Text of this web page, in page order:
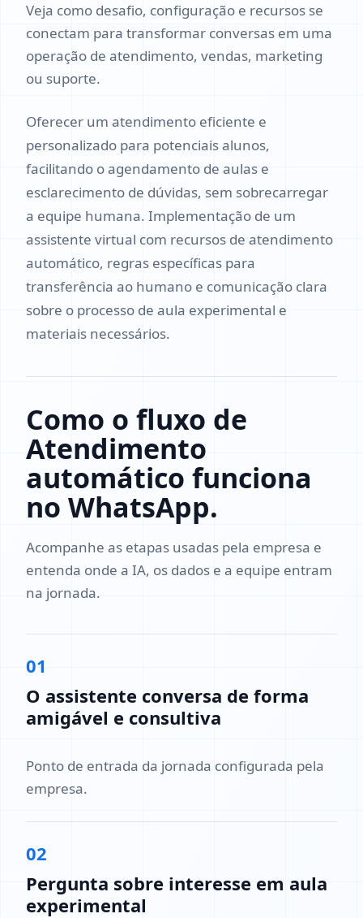
Veja como desafio, configuração e recursos se
conectam para transformar conversas em uma
operação de atendimento, vendas, marketing
ou suporte.
Oferecer um atendimento eficiente e
personalizado para potenciais alunos,
facilitando o agendamento de aulas e
esclarecimento de dúvidas, sem sobrecarregar
a equipe humana. Implementação de um
assistente virtual com recursos de atendimento
automático, regras específicas para
transferência ao humano e comunicação clara
sobre o processo de aula experimental e
materiais necessários.
Como o fluxo de
Atendimento
automático funciona
no WhatsApp.
Acompanhe as etapas usadas pela empresa e
entenda onde a IA, os dados e a equipe entram
na jornada.
01
O assistente conversa de forma
amigável e consultiva
Ponto de entrada da jornada configurada pela
empresa.
02
Pergunta sobre interesse em aula
experimental